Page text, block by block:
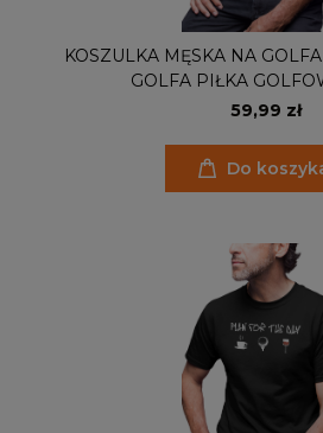
KOSZULKA MĘSKA NA
GOLFA PIŁKA
59,99 zł
Do